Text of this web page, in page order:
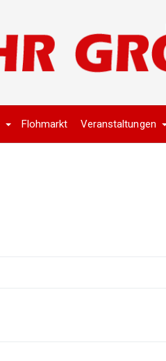
Flohmarkt Veranstaltungen